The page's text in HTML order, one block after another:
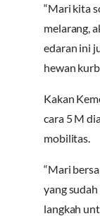
“Mari kita
melarang,
edaran ini
hewan
Kakan
cara 5 M
mobilitas.
“Mari
yang
langkah